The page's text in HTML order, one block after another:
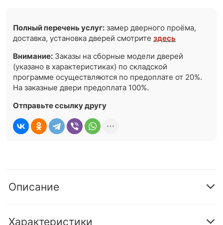
Полный перечень услуг: замер дверного проёма,
доставка, установка дверей смотритездесь
Внимание: Заказы на сборные модели дверей
(указано в характеристиках) по складской
программе осуществляются по предоплате от 20%.
На заказные двери предоплата 100%.
Отправьте ссылку другу
Описание
Характеристики